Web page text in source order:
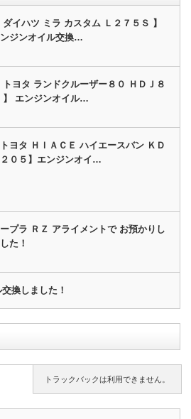
ダイハツ ミラ カスタム Ｌ２７５Ｓ 】
ジンオイル交換…
トヨタ ランドクルーザー８０ ＨＤＪ８
】 エンジンオイル…
トヨタ ＨＩＡＣＥ ハイエースバン ＫＤ
２０５】エンジンオイ…
プラ ＲＺ アライメントで お預かりし
た！
換しました！
トラックバックは利用できません。